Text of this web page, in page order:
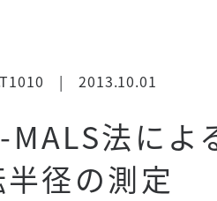
| 2013.10.01
MALS法によ
径の測定